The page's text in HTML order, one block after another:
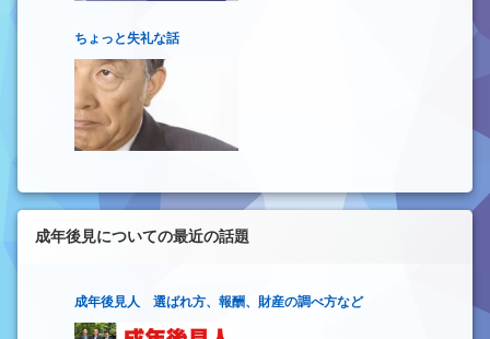
ちょっと失礼な話
成年後見についての最近の話題
成年後見人 選ばれ方、報酬、財産の調べ方など